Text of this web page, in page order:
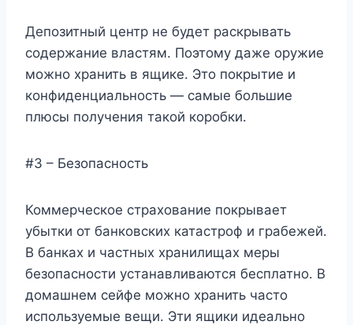
Депозитный центр не будет раскрывать
содержание властям. Поэтому даже оружие
можно хранить в ящике. Это покрытие и
конфиденциальность — самые большие
плюсы получения такой коробки.
#3 – Безопасность
Коммерческое страхование покрывает
убытки от банковских катастроф и грабежей.
В банках и частных хранилищах меры
безопасности устанавливаются бесплатно. В
домашнем сейфе можно хранить часто
используемые вещи. Эти ящики идеально